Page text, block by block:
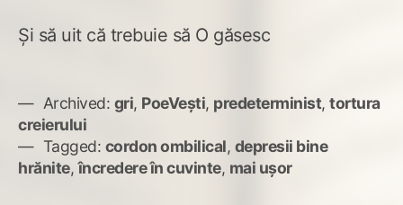
Și să uit că trebuie să O găsesc
Archived: gri, PoeVești, predeterminist, tortura
creierului
Tagged: cordon ombilical, depresii bine
hrănite,încredere în cuvinte, mai ușor